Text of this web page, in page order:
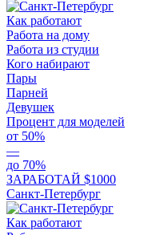
Как работают
Работа на дому
Работа из студии
Кого набирают
Пары
Парней
Девушек
Процент для моделей
от 50%
—
до 70%
ЗАРАБОТАЙ $1000
Санкт-Петербург
Как работают